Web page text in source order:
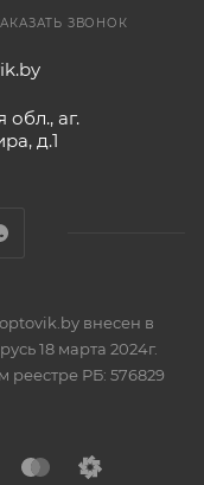
ЗВОНОК
обл., аг.
д.1
внесен в
18 марта 2024г.
реестре РБ: 576829